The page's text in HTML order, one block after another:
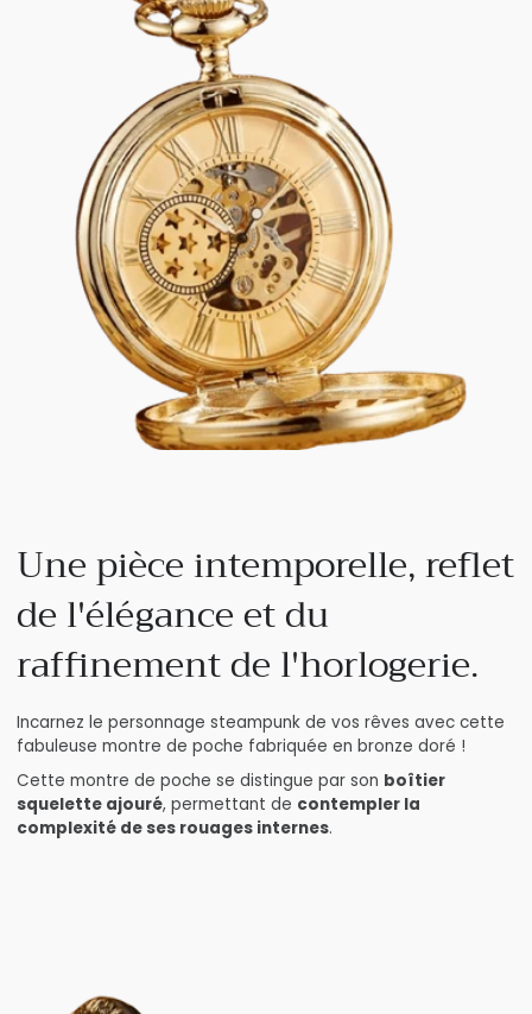
Une pièce intemporelle, reflet
de l'élégance et du
raffinement de l'horlogerie.
Incarnez le personnage steampunk de vos rêves avec cette
fabuleuse montre de poche fabriquée en bronze doré !
Cette montre de poche se distingue par son boîtier
squelette ajouré, permettant de contempler la
complexité de ses rouages internes.